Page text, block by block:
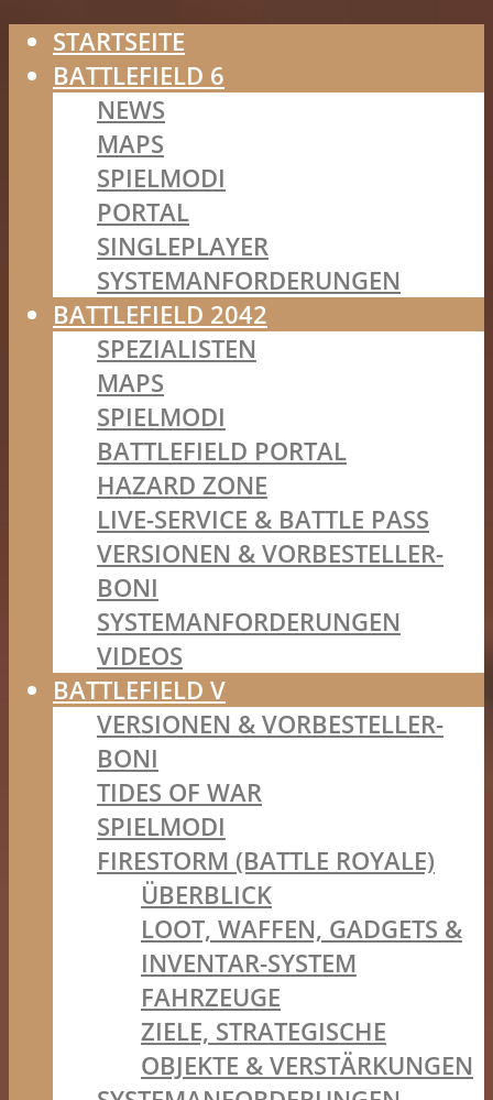
STARTSEITE
BATTLEFIELD 6
NEWS
MAPS
SPIELMODI
PORTAL
SINGLEPLAYER
SYSTEMANFORDERUNGEN
BATTLEFIELD 2042
SPEZIALISTEN
MAPS
SPIELMODI
BATTLEFIELD PORTAL
HAZARD ZONE
LIVE-SERVICE & BATTLE PASS
VERSIONEN & VORBESTELLER-
BONI
SYSTEMANFORDERUNGEN
VIDEOS
BATTLEFIELD V
VERSIONEN & VORBESTELLER-
BONI
TIDES OF WAR
SPIELMODI
FIRESTORM (BATTLE ROYALE)
ÜBERBLICK
LOOT, WAFFEN, GADGETS &
INVENTAR-SYSTEM
FAHRZEUGE
ZIELE, STRATEGISCHE
OBJEKTE & VERSTÄRKUNGEN